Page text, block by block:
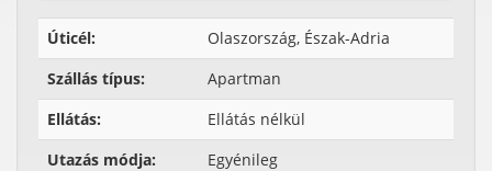
Úticél:
Olaszország, Észak-Adria
Szállás típus:
Apartman
Ellátás:
Ellátás nélkül
Utazás módja:
Egyénileg